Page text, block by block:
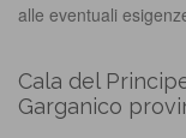
alle eventuali
Cala del
Garganico